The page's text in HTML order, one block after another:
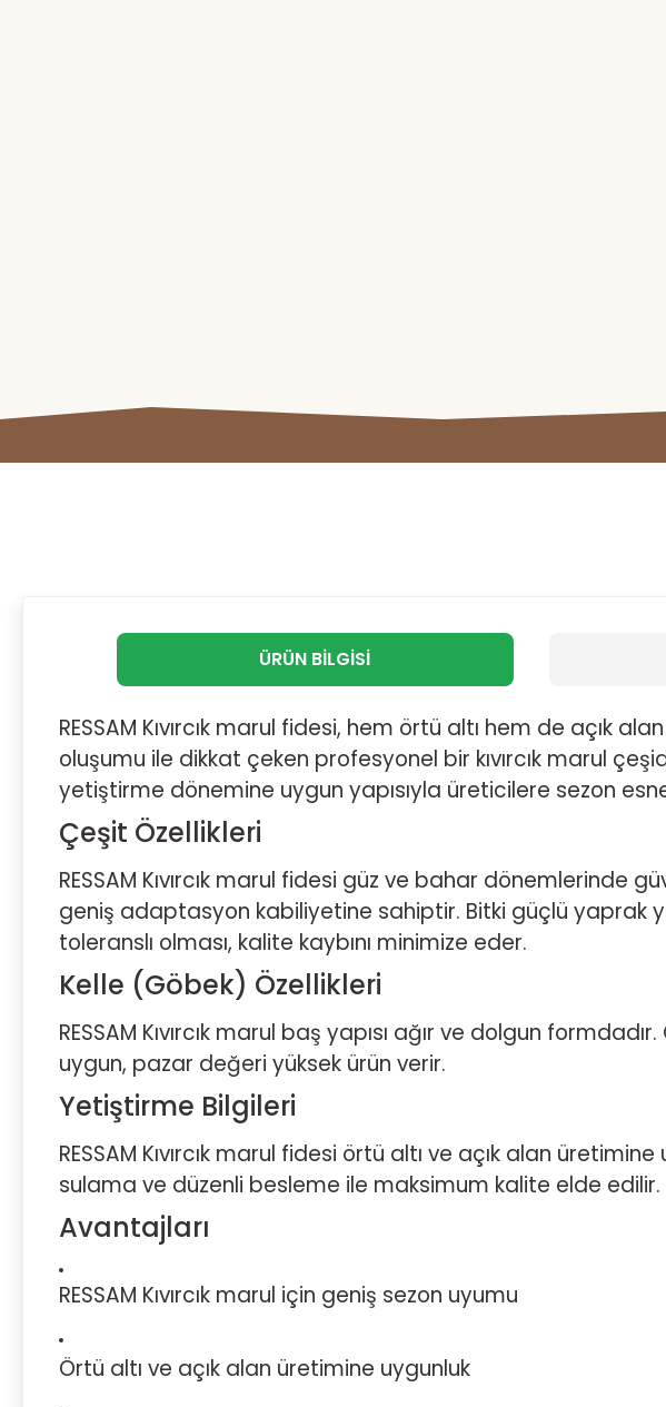
ÜRÜN BILGISI
RESSAM Kıvırcık marul fidesi, hem örtü altı hem de açık
oluşumu ile dikkat çeken profesyonel bir kıvırcık marul
yetiştirme dönemine uygun yapısıyla üreticilere sezon
Çeşit Özellikleri
RESSAM Kıvırcık marul fidesi güz ve bahar dönemlerinde
geniş adaptasyon kabiliyetine sahiptir. Bitki güçlü yaprak
toleranslı olması, kalite kaybını minimize eder.
Kelle (Göbek) Özellikleri
RESSAM Kıvırcık marul baş yapısı ağır ve dolgun
uygun, pazar değeri yüksek ürün verir.
Yetiştirme Bilgileri
RESSAM Kıvırcık marul fidesi örtü altı ve açık alan
sulama ve düzenli besleme ile maksimum kalite elde edilir.
Avantajları
RESSAM Kıvırcık marul için geniş sezon uyumu
Örtü altı ve açık alan üretimine uygunluk